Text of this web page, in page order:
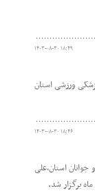
۱۴۰۳-۰۸-۳۰ ۱۸:۴۹
ورزشی استان
۱۴۰۳-۰۸-۳۰ ۱۸:۴۶
استان،علی